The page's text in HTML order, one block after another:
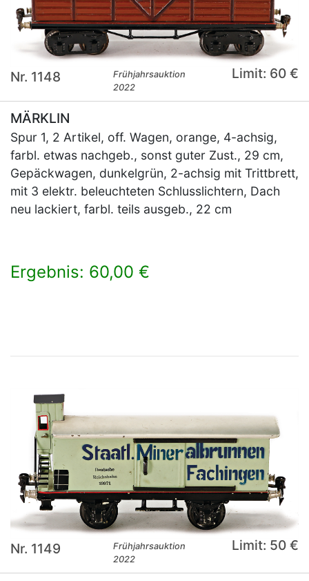
Nr. 1148
Frühjahrsauktion
2022
Limit: 60 €
MÄRKLIN
Spur 1, 2 Artikel, off. Wagen, orange, 4-achsig,
farbl. etwas nachgeb., sonst guter Zust., 29 cm,
Gepäckwagen, dunkelgrün, 2-achsig mit Trittbrett,
mit 3 elektr. beleuchteten Schlusslichtern, Dach
neu lackiert, farbl. teils ausgeb., 22 cm
Ergebnis: 60,00 €
Nr. 1149
Frühjahrsauktion
2022
Limit: 50 €